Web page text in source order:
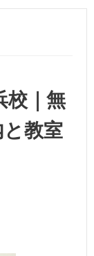
校｜無
教室